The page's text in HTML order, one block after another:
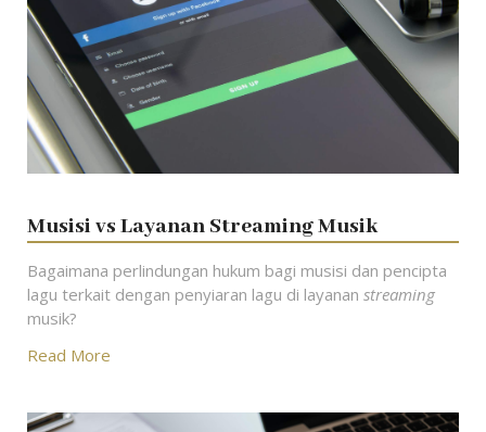
Musisi vs Layanan Streaming Musik
Bagaimana perlindungan hukum bagi musisi dan pencipta
lagu terkait dengan penyiaran lagu di layanan streaming
musik?
Read More